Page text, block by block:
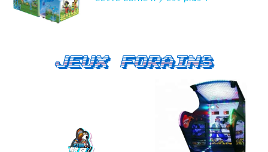
Jeux forains